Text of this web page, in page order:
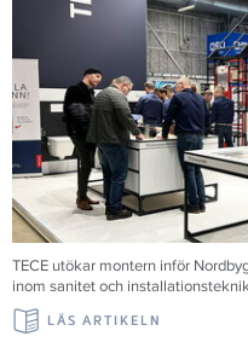
TECE utökar montern inför
inom sanitet och
LÄS ARTIKELN